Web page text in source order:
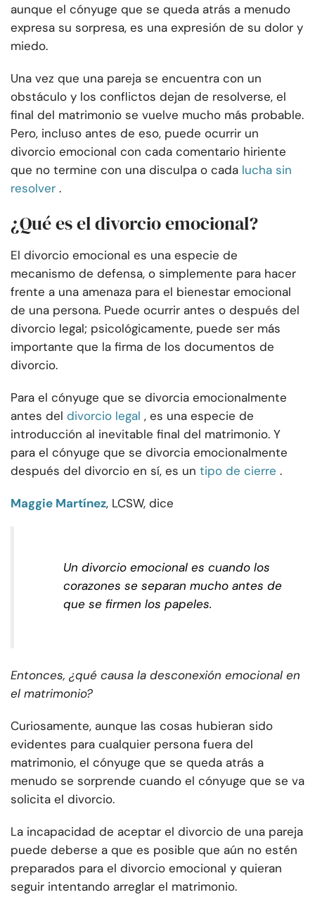
aunque el cónyuge que se queda atrás a menudo
expresa su sorpresa, es una expresión de su dolor y
miedo.
Una vez que una pareja se encuentra con un
obstáculo y los conflictos dejan de resolverse, el
final del matrimonio se vuelve mucho más probable.
Pero, incluso antes de eso, puede ocurrir un
divorcio emocional con cada comentario hiriente
que no termine con una disculpa o cada lucha sin
resolver .
¿Qué es el divorcio emocional?
El divorcio emocional es una especie de
mecanismo de defensa, o simplemente para hacer
frente a una amenaza para el bienestar emocional
de una persona. Puede ocurrir antes o después del
divorcio legal; psicológicamente, puede ser más
importante que la firma de los documentos de
divorcio.
Para el cónyuge que se divorcia emocionalmente
antes del divorcio legal , es una especie de
introducción al inevitable final del matrimonio. Y
para el cónyuge que se divorcia emocionalmente
después del divorcio en sí, es un tipo de cierre .
Maggie Martínez, LCSW, dice
Un divorcio emocional es cuando los
corazones se separan mucho antes de
que se firmen los papeles.
Entonces, ¿qué causa la desconexión emocional en
el matrimonio?
Curiosamente, aunque las cosas hubieran sido
evidentes para cualquier persona fuera del
matrimonio, el cónyuge que se queda atrás a
menudo se sorprende cuando el cónyuge que se va
solicita el divorcio.
La incapacidad de aceptar el divorcio de una pareja
puede deberse a que es posible que aún no estén
preparados para el divorcio emocional y quieran
seguir intentando arreglar el matrimonio.